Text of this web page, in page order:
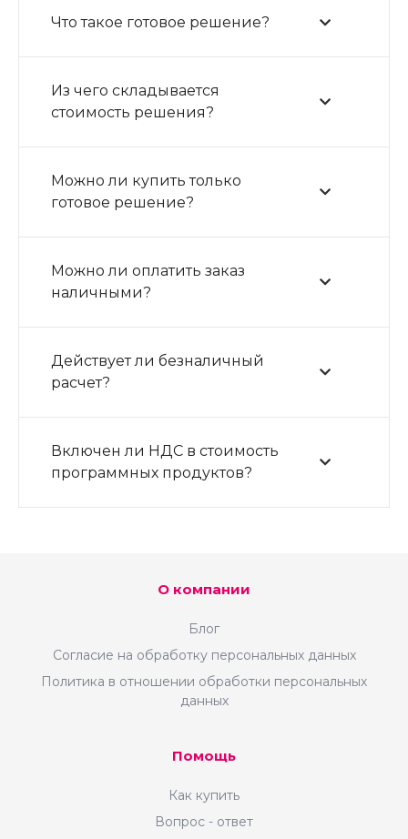
Что такое готовое решение?
Из чего складывается
стоимость решения?
Можно ли купить только
готовое решение?
Можно ли оплатить заказ
наличными?
Действует ли безналичный
расчет?
Включен ли НДС в стоимость
программных продуктов?
О компании
Блог
Согласие на обработку персональных данных
Политика в отношении обработки персональных
данных
Помощь
Как купить
Вопрос - ответ